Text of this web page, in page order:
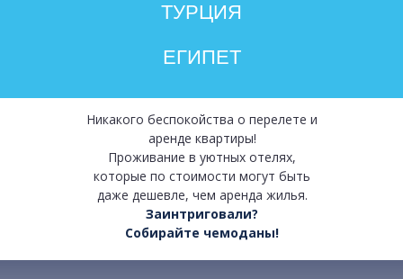
ТУРЦИЯ
ЕГИПЕТ
Никакого беспокойства о перелете и
аренде квартиры!
Проживание в уютных отелях,
которые по стоимости могут быть
даже дешевле, чем аренда жилья.
Заинтриговали?
Собирайте чемоданы!